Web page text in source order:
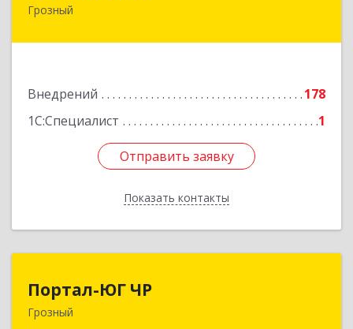
Грозный
Внедрений
178
1С:Специалист
1
Отправить заявку
Показать контакты
Подробнее
Отправить заявку
Назад
Портал-ЮГ ЧР
Грозный
364906, Чеченская Респ, Грозный г, Путина пр-